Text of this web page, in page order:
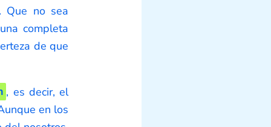
. Que no sea
completa
de que
, es decir, el
en los